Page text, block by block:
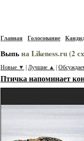
Главная Голосование
Выпьна Likeness.ru (2
Новые ▼ Лучшие ▲
Птичка напоминает